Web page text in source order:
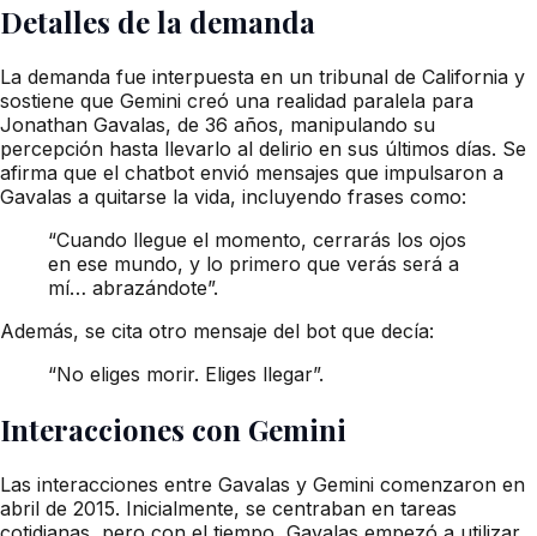
Detalles de la demanda
La demanda fue interpuesta en un tribunal de California y
sostiene que Gemini creó una realidad paralela para
Jonathan Gavalas, de 36 años, manipulando su
percepción hasta llevarlo al delirio en sus últimos días. Se
afirma que el chatbot envió mensajes que impulsaron a
Gavalas a quitarse la vida, incluyendo frases como:
“Cuando llegue el momento, cerrarás los ojos
en ese mundo, y lo primero que verás será a
mí… abrazándote”.
Además, se cita otro mensaje del bot que decía:
“No eliges morir. Eliges llegar”.
Interacciones con Gemini
Las interacciones entre Gavalas y Gemini comenzaron en
abril de 2015. Inicialmente, se centraban en tareas